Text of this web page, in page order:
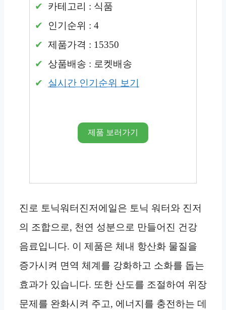
카테고리 : 식품
인기순위 : 4
제품가격 : 15350
상품배송 : 로켓배송
실시간 인기순위 보기
제품 보러가기
진로 토닉워터진저에일은 토닉 워터와 진저
의 조합으로, 천연 성분으로 만들어진 건강
음료입니다. 이 제품은 체내 항산화 물질을
증가시켜 면역 체계를 강화하고 소화를 돕는
효과가 있습니다. 또한 산도를 조절하여 위장
문제를 완화시켜 주고, 에너지를 충전하는 데